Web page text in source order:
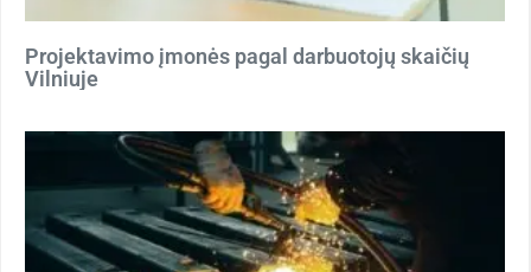
Projektavimo įmonės pagal darbuotojų skaičių
Vilniuje